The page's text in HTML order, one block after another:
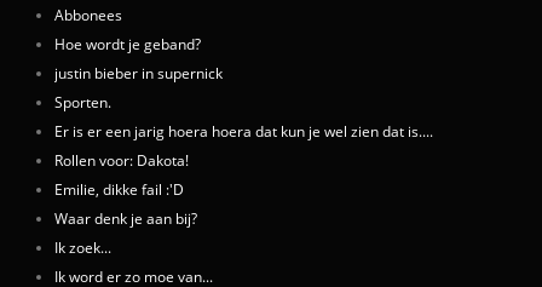
Abbonees
Hoe wordt je geband?
justin bieber in supernick
Sporten.
Er is er een jarig hoera hoera dat kun je wel zien dat is....
Rollen voor: Dakota!
Emilie, dikke fail :'D
Waar denk je aan bij?
Ik zoek...
Ik word er zo moe van...